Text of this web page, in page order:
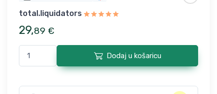
total.liquidators
29,89 €
Dodaj u košaricu